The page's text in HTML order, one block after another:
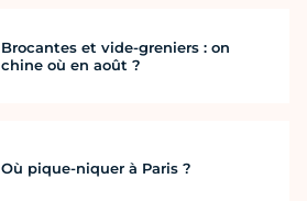
Brocantes et vide-greniers : on
chine où en août ?
Où pique-niquer à Paris ?